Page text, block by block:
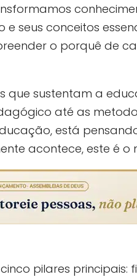
seus conceitos
o porquê de
que sustentam a
até as
está
acontece, este é
pilares principais: